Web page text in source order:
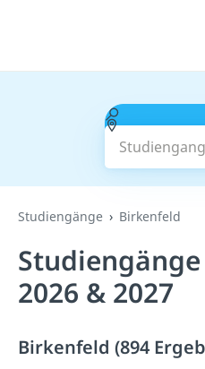
Studiengänge Birkenfeld
2026 & 2027
Birkenfeld (894